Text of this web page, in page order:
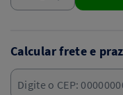
Calcular frete e